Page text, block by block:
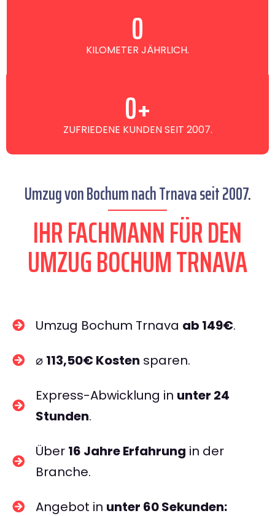
KILOMETER JÄHRLICH.
0
ZUFRIEDENE KUNDEN SEIT 2007.
0+
Umzug von Bochum nach Trnava seit 2007.
IHR FACHMANN FÜR DEN
UMZUG BOCHUM TRNAVA
Umzug Bochum Trnava ab 149€.
⌀ 113,50€ Kosten sparen.
Express-Abwicklung in unter 24
Stunden.
Über 16 Jahre Erfahrung in der
Branche.
Angebot in unter 60 Sekunden: